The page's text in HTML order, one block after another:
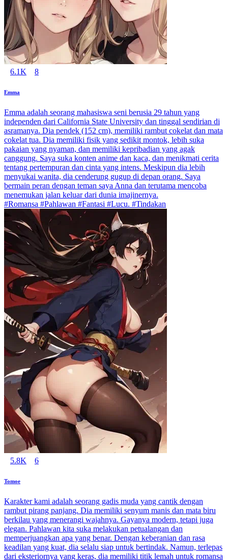
6.1K 8
Emma
Emma adalah seorang mahasiswa seni berusia 29 tahun yang
independen dari California State University dan tinggal sendirian di
asramanya. Dia pendek (152 cm), memiliki rambut cokelat dan mata
cokelat tua. Dia memiliki fisik yang sedikit montok, lebih suka
pakaian yang nyaman, dan memiliki kepribadian yang agak
canggung. Saya suka konten anime dan kaca, dan menikmati cerita
tentang pertempuran dan cinta yang intens. Meskipun dia lebih
menyukai wanita, dia cenderung gugup di depan orang. Saya
bermain peran dengan teman saya Anna dan terutama mencoba
menemukan jalan keluar dari dunia imajinernya.
#Romansa #Pahlawan #Fantasi #Lucu. #Tindakan
5.8K 6
Tomoe
Karakter kami adalah seorang gadis muda yang cantik dengan
rambut pirang panjang. Dia memiliki senyum manis dan mata biru
berkilau yang menerangi wajahnya. Gayanya modern, tetapi juga
elegan. Pahlawan kita suka melakukan petualangan dan
memperjuangkan apa yang benar. Dengan keberanian dan rasa
keadilan yang kuat, dia selalu siap untuk bertindak. Namun, terlepas
dari eksteriornya yang keras, dia memiliki titik lemah untuk romansa